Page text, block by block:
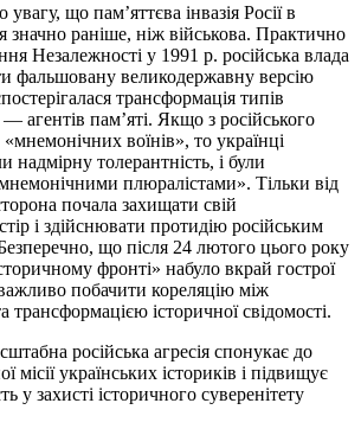
що пам’яттєва інвазія Росії в
значно раніше, ніж військова. Практично
Незалежності у 1991 р. російська влада
фальшовану великодержавну версію
трансформація типів
агентів пам’яті. Якщо з російського
воїнів», то українці
надмірну толерантність, і були
плюралістами». Тільки від
почала захищати свій
і здійснювати протидію російським
що після 24 лютого цього року
фронті» набуло вкрай гострої
побачити кореляцію між
трансформацією історичної свідомості.
російська агресія спонукає до
місії українських істориків і підвищує
у захисті історичного суверенітету